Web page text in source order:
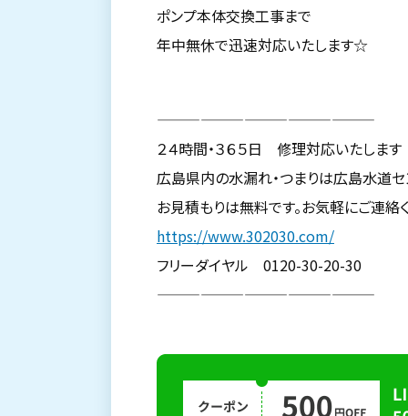
ポンプ本体交換工事まで
年中無休で迅速対応いたします☆
———————————————
２４時間・３６５日 修理対応いたします
広島県内の水漏れ・つまりは広島水道
お見積もりは無料です。お気軽にご連絡く
https://www.302030.com/
フリーダイヤル 0120-30-20-30
———————————————